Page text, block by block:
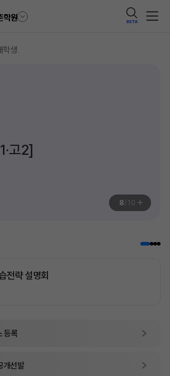
BETA
학생
고2]
8/ 10 +
전략 설명회
등록
개선발